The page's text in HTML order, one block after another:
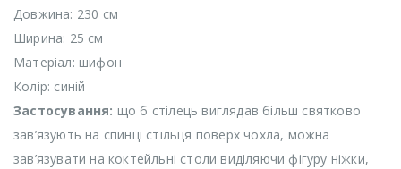
Довжина: 230 см
Ширина: 25 см
Матеріал: шифон
Колір: синій
Застосування: що б стілець виглядав більш святково
зав’язують на спинці стільця поверх чохла, можна
зав’язувати на коктейльні столи виділяючи фігуру ніжки,